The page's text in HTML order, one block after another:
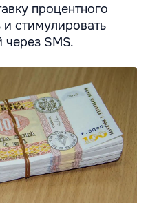
процентного
и стимулировать
SMS.